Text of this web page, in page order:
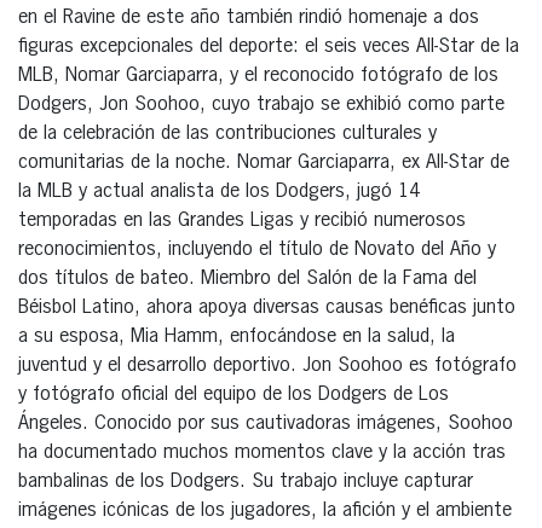
en el Ravine de este año también rindió homenaje a dos
figuras excepcionales del deporte: el seis veces All-Star de la
MLB, Nomar Garciaparra, y el reconocido fotógrafo de los
Dodgers, Jon Soohoo, cuyo trabajo se exhibió como parte
de la celebración de las contribuciones culturales y
comunitarias de la noche. Nomar Garciaparra, ex All-Star de
la MLB y actual analista de los Dodgers, jugó 14
temporadas en las Grandes Ligas y recibió numerosos
reconocimientos, incluyendo el título de Novato del Año y
dos títulos de bateo. Miembro del Salón de la Fama del
Béisbol Latino, ahora apoya diversas causas benéficas junto
a su esposa, Mia Hamm, enfocándose en la salud, la
juventud y el desarrollo deportivo. Jon Soohoo es fotógrafo
y fotógrafo oficial del equipo de los Dodgers de Los
Ángeles. Conocido por sus cautivadoras imágenes, Soohoo
ha documentado muchos momentos clave y la acción tras
bambalinas de los Dodgers. Su trabajo incluye capturar
imágenes icónicas de los jugadores, la afición y el ambiente